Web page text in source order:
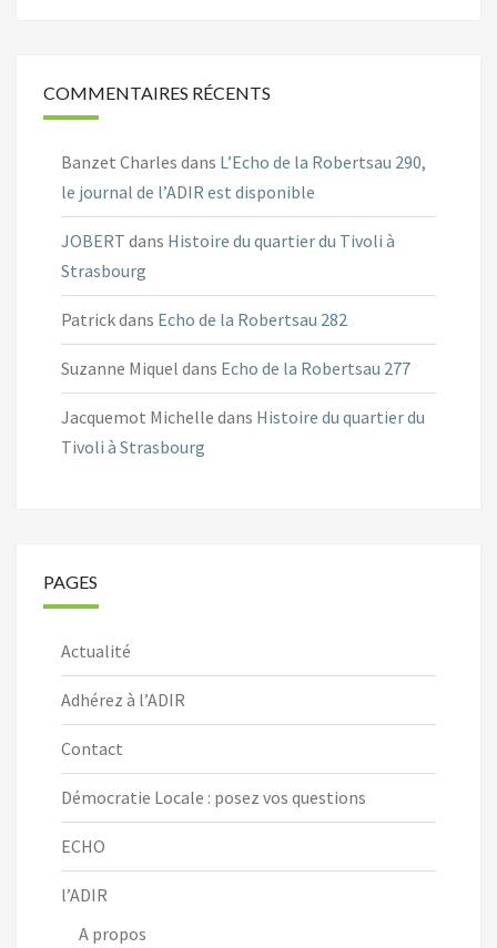
COMMENTAIRES RÉCENTS
Banzet Charles dans L’Echo de la Robertsau 290,
le journal de l’ADIR est disponible
JOBERT dans Histoire du quartier du Tivoli à
Strasbourg
Patrickdans Echo de la Robertsau 282
Suzanne Miquel dans Echo de la Robertsau 277
Jacquemot Michelle dans Histoire du quartier du
Tivoli à Strasbourg
PAGES
Actualité
Adhérez à l’ADIR
Contact
Démocratie Locale : posez vos questions
ECHO
l’ADIR
A propos